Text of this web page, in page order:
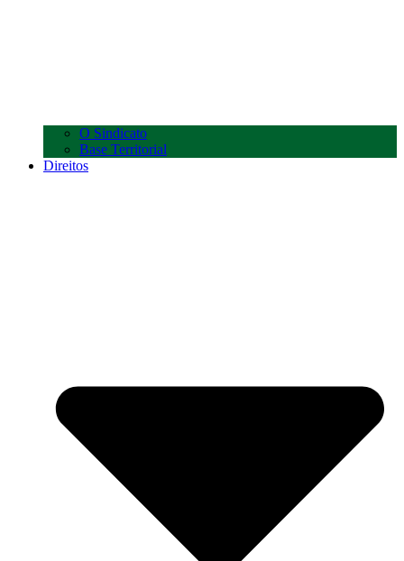
O Sindicato
Base Territorial
Direitos